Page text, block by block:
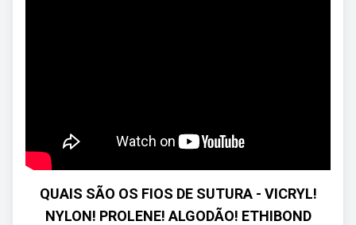
QUAIS SÃO OS FIOS DE SUTURA - VICRYL!
NYLON! PROLENE! ALGODÃO! ETHIBOND